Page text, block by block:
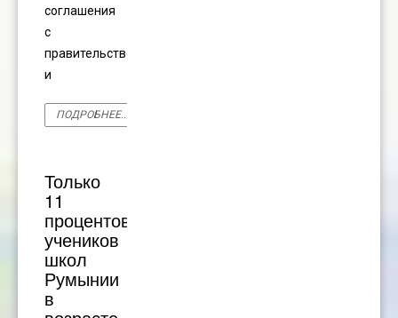
соглашения
с
правительством,
и
ПОДРОБНЕЕ...
Только
11
процентов
учеников
школ
Румынии
в